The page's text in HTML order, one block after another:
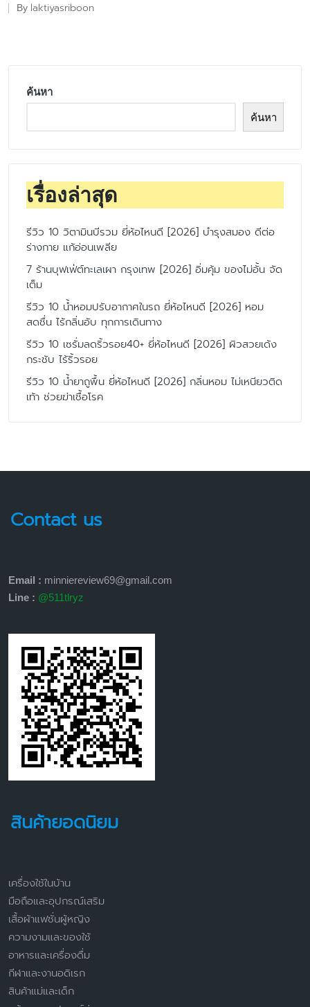
Posted
By laktiyasriboon
ค้นหา
ค้นหา
เรื่องล่าสุด
รีวิว 10 วิตามินบีรวม ยี่ห้อไหนดี [2026] บำรุงสมอง ดีต่อ
ร่างกาย แก้อ่อนเพลีย
7 ร้านบุฟเฟ่ต์ทะเลเผา กรุงเทพ [2026] อิ่มคุ้ม ของไม่อั้น จัด
เต็ม
รีวิว 10 น้ำหอมปรับอากาศในรถ ยี่ห้อไหนดี [2026] หอม
สดชื่น ไร้กลิ่นอับ ทุกการเดินทาง
รีวิว 10 เซรั่มลดริ้วรอย40+ ยี่ห้อไหนดี [2026] ผิวสวยเด้ง
กระชับ ไร้ริ้วรอย
รีวิว 10 น้ำยาถูพื้น ยี่ห้อไหนดี [2026] กลิ่นหอม ไม่เหนียวติด
เท้า ช่วยฆ่าเชื้อโรค
Contact us
Email : minniereview69@gmail.com
Line : @511tlryz
สินค้ายอดนิยม
เครื่องใช้ในบ้าน
มือถือและอุปกรณ์เสริม
เสื้อผ้าแฟชั่นผู้หญิง
ความงามและของใช้
อาหารและเครื่องดื่ม
กีฬาและงานอดิเรก
สินค้าแม่และเด็ก